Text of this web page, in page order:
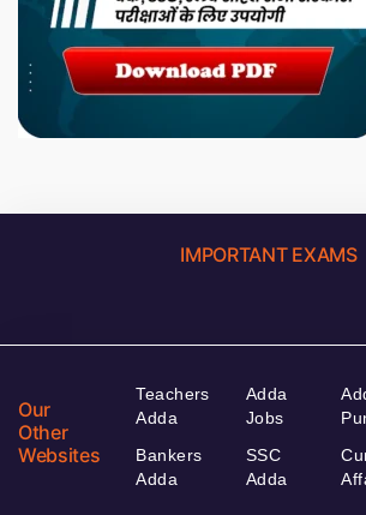
IMPORTANT EXAMS
Our
Other
Websites
Teachers
Adda
Bankers
Adda
Adda
Jobs
SSC
Adda